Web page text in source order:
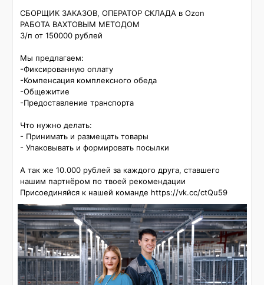
СБОРЩИК ЗАКАЗОВ, ОПЕРАТОР СКЛАДА в Ozon
РАБОТА ВАХТОВЫМ МЕТОДОМ
З/п от 150000 рублей
Мы предлагаем:
-Фиксированную оплату
-Компенсация комплексного обеда
-Общежитие
-Предоставление транспорта
Что нужно делать:
- Принимать и размещать товары
- Упаковывать и формировать посылки
А так же 10.000 рублей за каждого друга, ставшего
нашим партнёром по твоей рекомендации
Присоединяйся к нашей команде https://vk.cc/ctQu59